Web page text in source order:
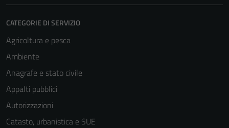
CATEGORIE DI SERVIZIO
Agricoltura e pesca
Ambiente
Anagrafe e stato civile
Appalti pubblici
Autorizzazioni
Catasto, urbanistica e SUE